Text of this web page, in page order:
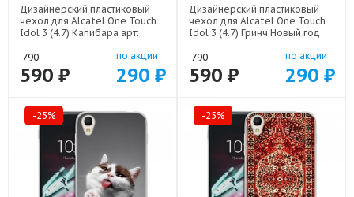
Дизайнерский пластиковый
чехол для Alcatel One Touch
Idol 3 (4.7) Капибара арт:
790
590 ₽
по акции
290 ₽
Дизайнерский пластиковый
чехол для Alcatel One Touch
Idol 3 (4.7) Гринч Новый год
790
590 ₽
по акции
290 ₽
-25% -25%